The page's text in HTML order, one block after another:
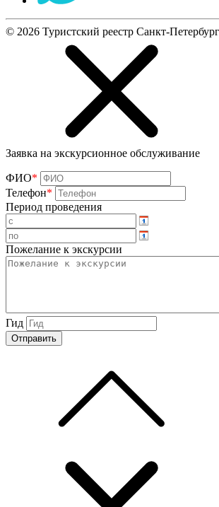
© 2026 Туристский реестр Санкт-
Заявка на экскурсионное обслуживание
ФИО*
Телефон*
Период проведения
Пожелание к экскурсии
Гид